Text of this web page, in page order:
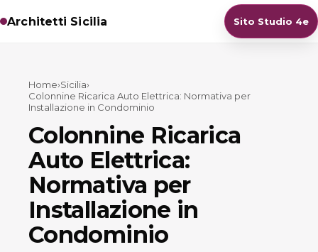
Architetti Sicilia Sito Studio 4e
Home›Sicilia›
Colonnine Ricarica Auto Elettrica: Normativa per
Installazione in Condominio
Colonnine Ricarica
Auto Elettrica:
Normativa per
Installazione in
Condominio